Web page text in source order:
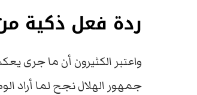
ردة فعل ذكية
واعتبر الكثيرون أن ما جرى
جمهور الهلال نجح لما أراد